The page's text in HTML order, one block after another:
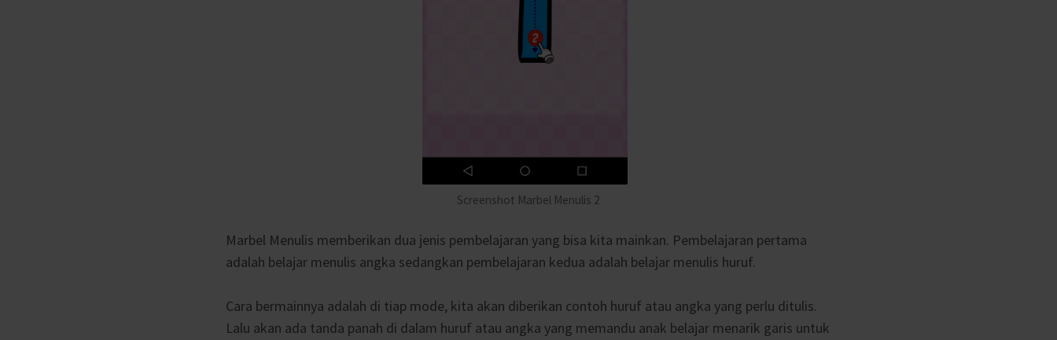
Screenshot Marbel Menulis 2
Marbel Menulis memberikan dua jenis pembelajaran yang bisa kita mainkan. Pembelajaran pertama
adalah belajar menulis angka sedangkan pembelajaran kedua adalah belajar menulis huruf.
Cara bermainnya adalah di tiap mode, kita akan diberikan contoh huruf atau angka yang perlu ditulis.
Lalu akan ada tanda panah di dalam huruf atau angka yang memandu anak belajar menarik garis untuk